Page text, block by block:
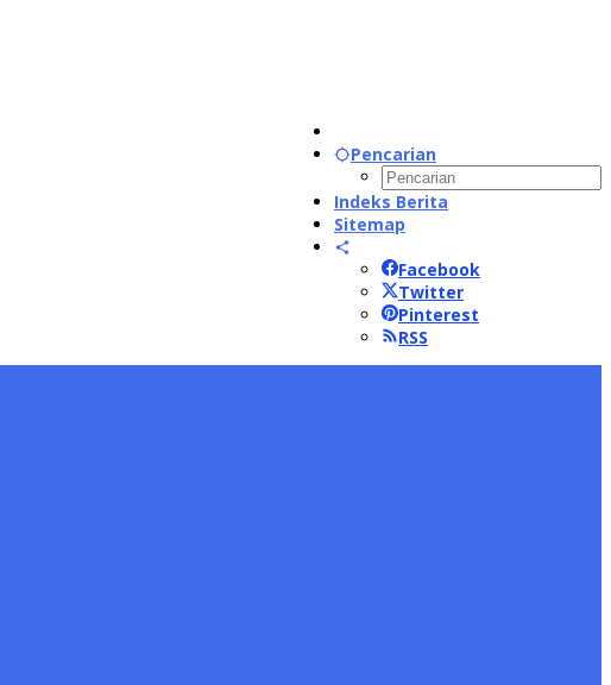
Pencarian
Indeks Berita
Sitemap
Facebook
Twitter
Pinterest
RSS